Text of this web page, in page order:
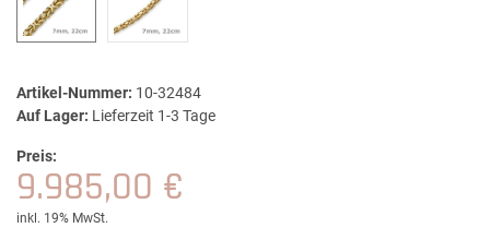
Artikel-Nummer: 10-32484
Auf Lager: Lieferzeit 1-3 Tage
Preis:
9.985,00 €
inkl. 19% MwSt.